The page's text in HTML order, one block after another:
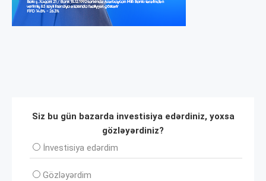
Siz bu gün bazarda investisiya edərdiniz, yoxsa
gözləyərdiniz?
İnvеstisiya edərdim
Gözləyərdim